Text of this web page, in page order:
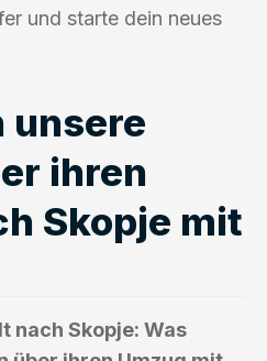
und starte dein neues
unsere
ihren
Skopje mit
nach Skopje: Was